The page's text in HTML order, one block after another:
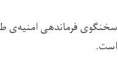
سخنگوی فرماندهی امنیه‌ی
است.